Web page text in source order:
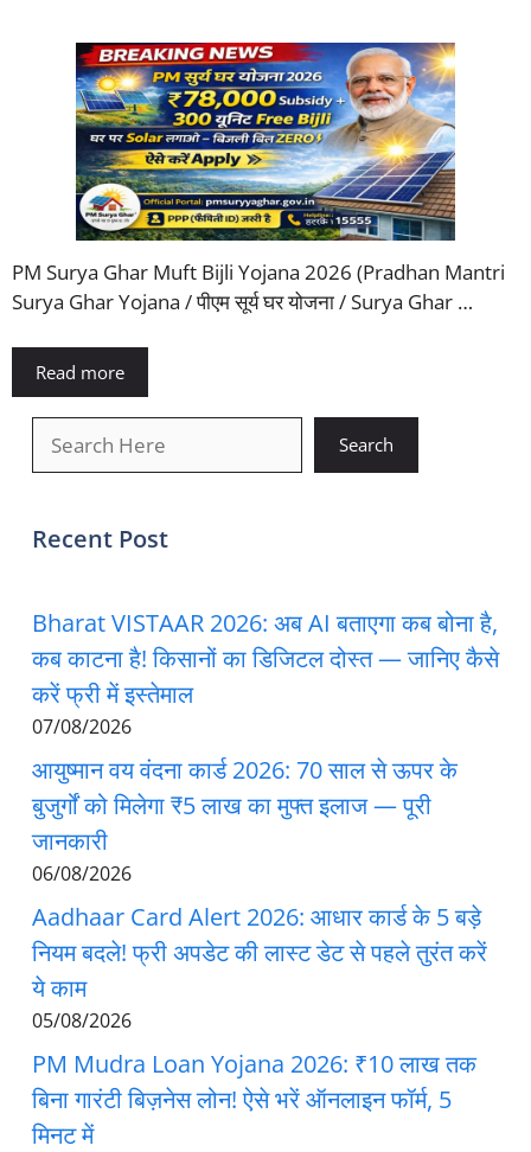
PM Surya Ghar Muft Bijli Yojana 2026 (Pradhan Mantri
Surya Ghar Yojana / पीएम सूर्य घर योजना / Surya Ghar …
Read more
Search
Recent Post
Bharat VISTAAR 2026: अब AI बताएगा कब बोना है,
कब काटना है! किसानों का डिजिटल दोस्त — जानिए कैसे
करें फ्री में इस्तेमाल
07/08/2026
आयुष्मान वय वंदना कार्ड 2026: 70 साल से ऊपर के
बुजुर्गों को मिलेगा ₹5 लाख का मुफ्त इलाज — पूरी
जानकारी
06/08/2026
Aadhaar Card Alert 2026: आधार कार्ड के 5 बड़े
नियम बदले! फ्री अपडेट की लास्ट डेट से पहले तुरंत करें
ये काम
05/08/2026
PM Mudra Loan Yojana 2026: ₹10 लाख तक
बिना गारंटी बिज़नेस लोन! ऐसे भरें ऑनलाइन फॉर्म, 5
मिनट में